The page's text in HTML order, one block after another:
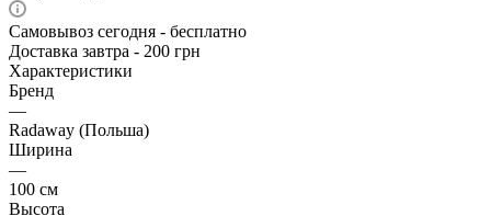
Самовывоз сегодня - бесплатно
Доставка завтра - 200 грн
Характеристики
Бренд
—
Radaway (Польша)
Ширина
—
100 см
Высота